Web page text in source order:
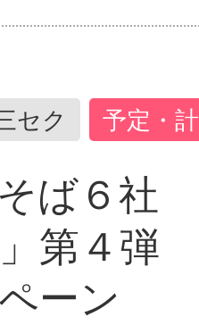
セク 予定・
ば６社
第４弾
ーン